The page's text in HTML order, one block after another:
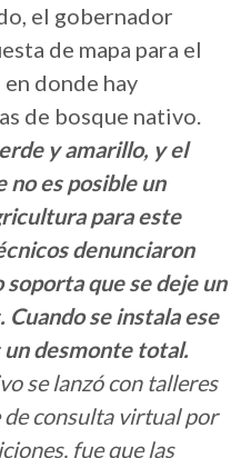
el gobernador
de mapa para el
donde hay
de bosque nativo.
y amarillo, y el
no es posible un
para este
denunciaron
soporta que se deje un
se instala ese
un desmonte total.
se lanzó con talleres
de consulta virtual por
fue que las